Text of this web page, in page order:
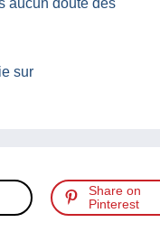
aucun doute des
sur
Share on
Pinterest